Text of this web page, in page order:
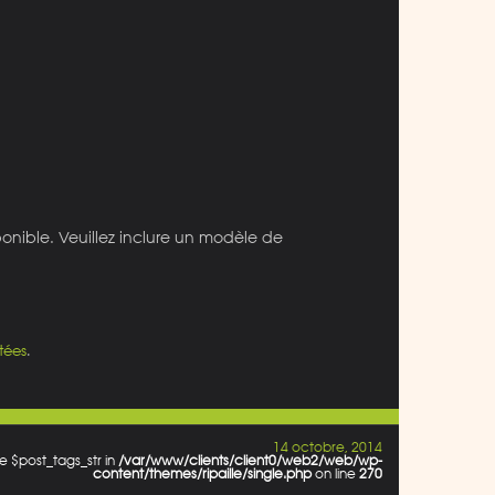
Veuillez inclure un modèle de
.
14 octobre, 2014
$post_tags_str in /var/www/clients/client0/web2/web/wp-
content/themes/ripaille/single.phpon line 270